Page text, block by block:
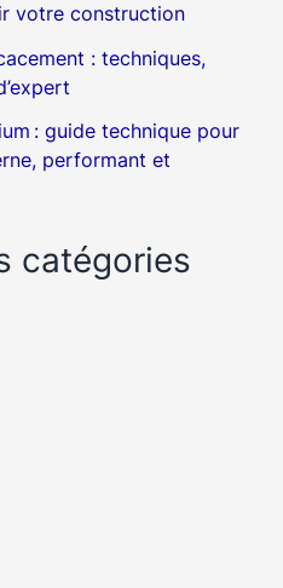
votre construction
: techniques,
: guide technique pour
performant et
catégories